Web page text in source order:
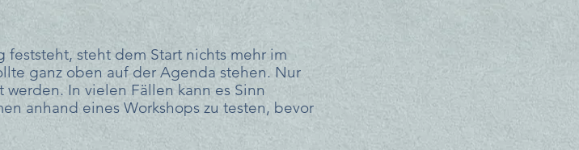
steht dem Start nichts mehr im
ganz oben auf der Agenda stehen. Nur
In vielen Fällen kann es Sinn
anhand eines Workshops zu testen, bevor